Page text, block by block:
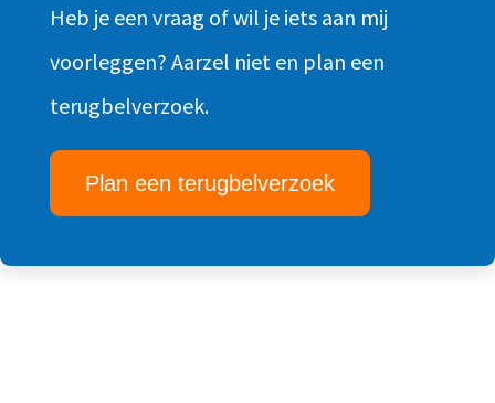
Heb je een vraag of wil je iets aan mij
voorleggen? Aarzel niet en plan een
terugbelverzoek.
Plan een terugbelverzoek